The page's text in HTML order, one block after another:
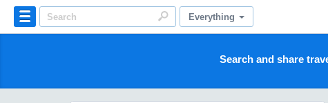
Everything
Search and share